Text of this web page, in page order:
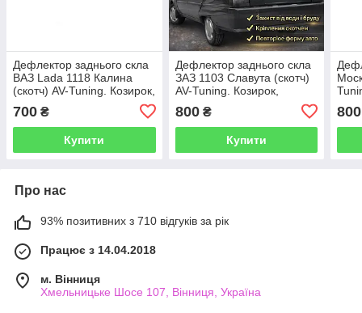
Дефлектор заднього скла
ВАЗ Lada 1118 Калина
(скотч) AV-Tuning. Козирок,
ветровики, заднього скла
700 ₴
Купити
Дефлектор заднього скла
ЗАЗ 1103 Славута (скотч)
AV-Tuning. Козирок,
ветровики, заднього скла.
800₴
Купити
800
Про нас
93% позитивних з 710 відгуків за рік
Працює з 14.04.2018
м. Вінниця
Хмельницьке Шосе 107, Вінниця, Україна